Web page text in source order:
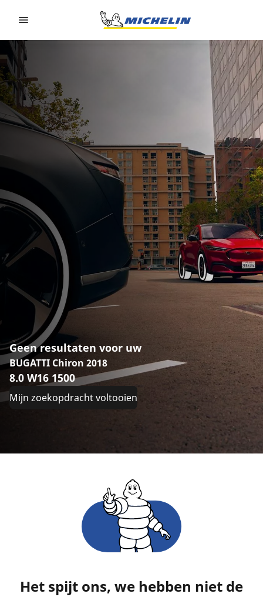
Geen resultaten voor uw
BUGATTI Chiron 2018
8.0 W16 1500
Mijn zoekopdracht voltooien
Het spijt ons, we hebben niet de